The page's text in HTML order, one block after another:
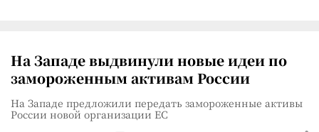
На Западе выдвинули новые идеи по
замороженным активам России
На Западе предложили передать замороженные активы
России новой организации ЕС